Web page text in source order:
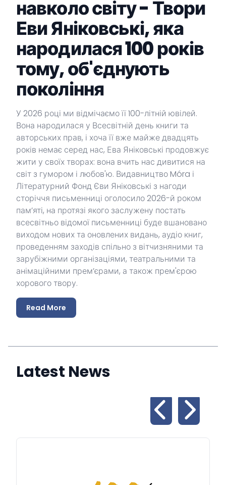
навколо світу - Твори
Еви Яніковські, яка
народилася 100 років
тому, об'єднують
покоління
У 2026 році ми відмічаємо її 100-літній ювілей.
Вона народилася у Всесвітній день книги та
авторських прав, і хоча її вже майже двадцять
років немає серед нас, Ева Яніковські продовжує
жити у своїх творах: вона вчить нас дивитися на
світ з гумором і любов'ю. Видавництво Móra і
Літературний Фонд Єви Яніковські з нагоди
сторіччя письменниці оголосило 2026-й роком
пам’яті, на протязі якого заслужену постать
всесвітньо відомої письменниці буде вшановано
виходом нових та оновлених видань, аудіо книг,
проведенням заходів спільно з вітчизняними та
зарубіжними організаціями, театральними та
анімаційними прем’єрами, а також прем'єрою
хорового твору.
Read More
Latest News